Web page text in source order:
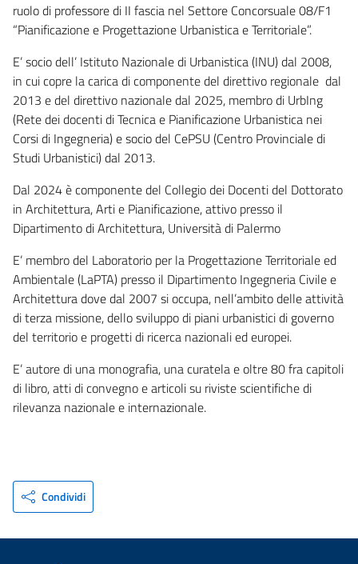
ruolo di professore di II fascia nel Settore Concorsuale 08/F1
“Pianificazione e Progettazione Urbanistica e Territoriale”.
E’ socio dell’ Istituto Nazionale di Urbanistica (INU) dal 2008,
in cui copre la carica di componente del direttivo regionale dal
2013 e del direttivo nazionale dal 2025, membro di UrbIng
(Rete dei docenti di Tecnica e Pianificazione Urbanistica nei
Corsi di Ingegneria) e socio del CePSU (Centro Provinciale di
Studi Urbanistici) dal 2013.
Dal 2024 è componente del Collegio dei Docenti del Dottorato
in Architettura, Arti e Pianificazione, attivo presso il
Dipartimento di Architettura, Università di Palermo
E’ membro del Laboratorio per la Progettazione Territoriale ed
Ambientale (LaPTA) presso il Dipartimento Ingegneria Civile e
Architettura dove dal 2007 si occupa, nell’ambito delle attività
di terza missione, dello sviluppo di piani urbanistici di governo
del territorio e progetti di ricerca nazionali ed europei.
E’ autore di una monografia, una curatela e oltre 80 fra capitoli
di libro, atti di convegno e articoli su riviste scientifiche di
rilevanza nazionale e internazionale.
Condividi